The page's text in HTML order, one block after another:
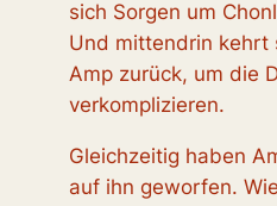
sich Sorgen um
Und mittendrin kehrt
Amp zurück, um die
verkomplizieren.
Gleichzeitig haben
auf ihn geworfen.